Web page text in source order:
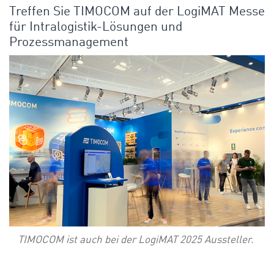
Treffen Sie TIMOCOM auf der LogiMAT Messe
für Intralogistik-Lösungen und
Prozessmanagement
TIMOCOM ist auch bei der LogiMAT 2025 Aussteller.